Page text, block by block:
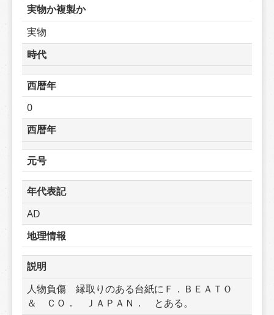
実物か複製か
実物
時代
西暦年
0
西暦年
元号
年代表記
AD
地理情報
説明
人物負傷　縁取りのある台紙にＦ．ＢＥＡＴＯ
＆　ＣＯ．　ＪＡＰＡＮ．　とある。